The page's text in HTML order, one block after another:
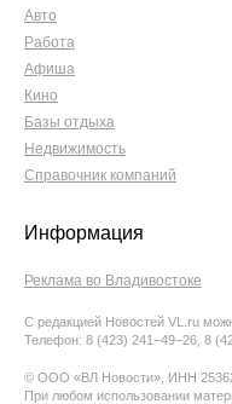
Авто
Работа
Афиша
Кино
Базы отдыха
Недвижимость
Справочник компаний
Информация
Реклама во Владивостоке
С редакцией Новостей VL.ru
Телефон: 8 (423) 241−49−26, 8
© ООО «ВЛ Новости», ИНН
При любом использовании